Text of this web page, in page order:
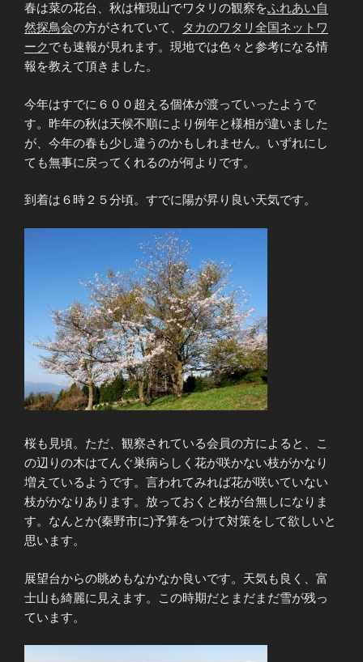
春は菜の花台、秋は権現山でワタリの観察をふれあい自
然探鳥会の方がされていて、
タカのワタリ全国ネットワ
ークでも速報が見れます。現地では色々と参考になる情
報を教えて頂きました。
今年はすでに６００超える個体が渡っていったようで
す。昨年の秋は天候不順により例年と様相が違いました
が、今年の春も少し違うのかもしれません。いずれにし
ても無事に戻ってくれるのが何よりです。
到着は６時２５分頃。すでに陽が昇り良い天気です。
桜も見頃。ただ、観察されている会員の方によると、こ
の辺りの木はてんぐ巣病らしく花が咲かない枝がかなり
増えているようです。言われてみれば花が咲いていない
枝がかなりあります。放っておくと桜が台無しになりま
す。なんとか(秦野市に)予算をつけて対策をして欲しいと
思います。
展望台からの眺めもなかなか良いです。天気も良く、富
士山も綺麗に見えます。この時期だとまだまだ雪が残っ
ています。